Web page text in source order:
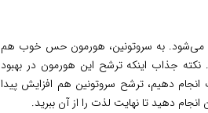
می‌شود. به سروتونین، هورمون حس خوب هم
جذاب اینکه ترشح این هورمون در بهبود
دهیم، ترشح سروتونین هم افزایش پیدا
دهید تا نهایت لذت را از آن ببرید.